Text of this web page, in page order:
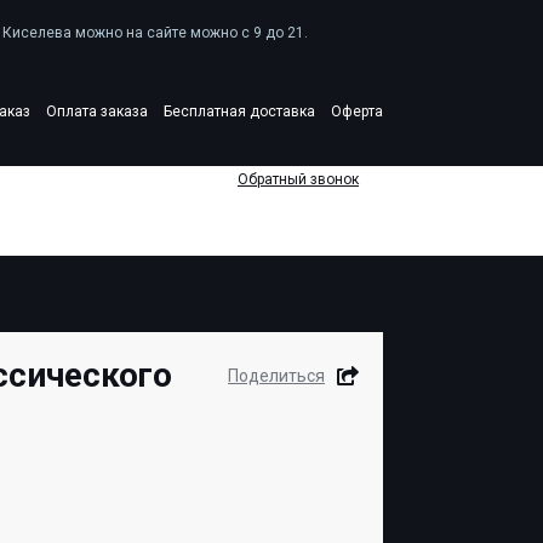
можно на сайте можно c 9 до 21.
Оплата заказа Бесплатная доставка Оферта
Обратный звонок
Поделиться